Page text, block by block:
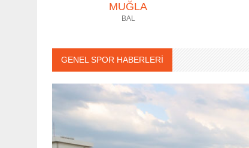
MUĞLA
BAL
GENEL SPOR HABERLERİ